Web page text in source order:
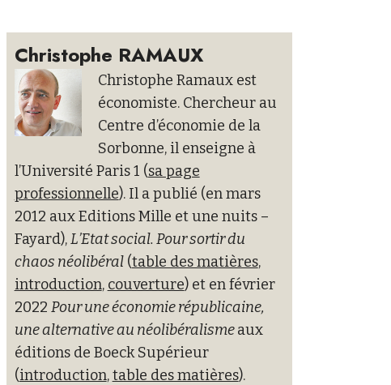
Christophe RAMAUX
Christophe Ramaux est
économiste. Chercheur au
Centre d’économie de la
Sorbonne, il enseigne à
l’Université Paris 1 (sa page
professionnelle). Il a publié (en mars
2012 aux Editions Mille et une nuits –
Fayard),L’Etat social. Pour sortir du
chaos néolibéral(table des matières,
introduction, couverture) et en février
2022 Pour une économie républicaine,
une alternative au néolibéralismeaux
éditions de Boeck Supérieur
(introduction,table des matières).